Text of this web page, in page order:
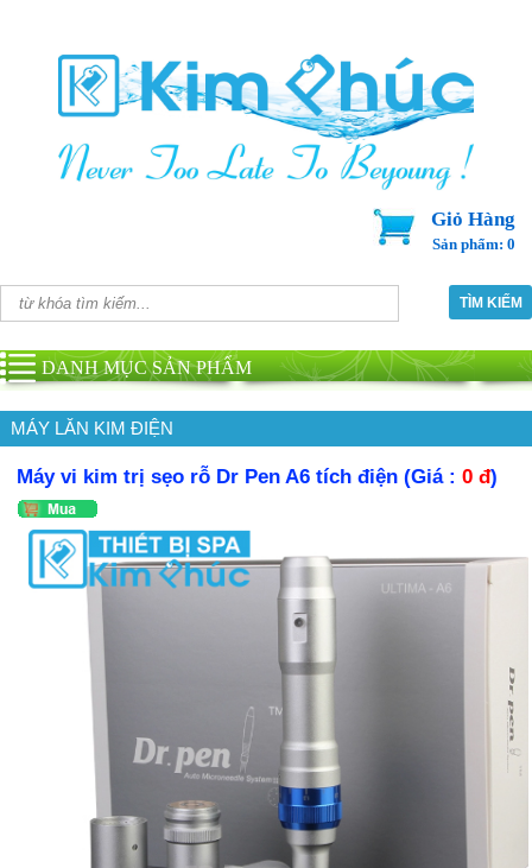
Giỏ Hàng
Sản phẩm: 0
DANH MỤC SẢN PHẨM
MÁY LĂN KIM ĐIỆN
Máy vi kim trị sẹo rỗ Dr Pen A6 tích điện (Giá :0 đ)